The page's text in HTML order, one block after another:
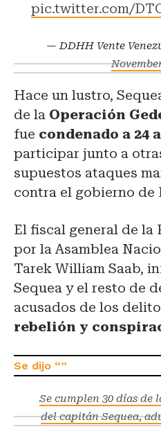
pic.twitter.com/
— DDHH Vente
Hace un lustro,
de la Operación
fue condenado a 24
participar junto a
supuestos ataques
contra el gobierno de
El fiscal general de la
por la Asamblea
Tarek William Saab,
Sequea y el resto de
acusados de los
rebelión y
Se cumplen 30 días de
del capitán Sequea,